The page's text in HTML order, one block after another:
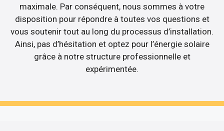
maximale. Par conséquent, nous sommes à votre
disposition pour répondre à toutes vos questions et
vous soutenir tout au long du processus d’installation.
Ainsi, pas d’hésitation et optez pour l’énergie solaire
grâce à notre structure professionnelle et
expérimentée.